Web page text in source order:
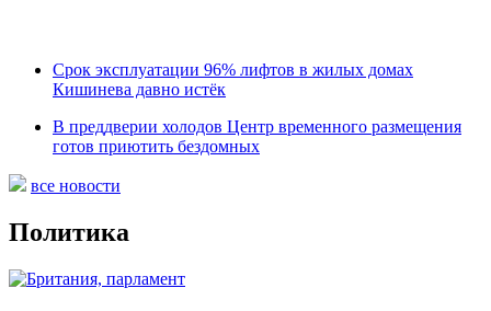
Срок эксплуатации 96% лифтов в жилых домах
Кишинева давно истёк
В преддверии холодов Центр временного размещения
готов приютить бездомных
все новости
Политика